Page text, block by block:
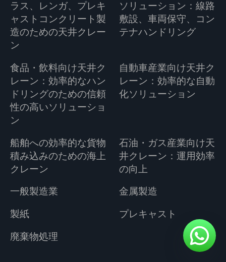
ラス、レンガ、プレキ
ャストコンクリート製
造のための天井クレー
ン
ソリューション：線路
敷設、車両保守、コン
テナハンドリング
食品・飲料向け天井ク
レーン：効率的なハン
ドリングのための信頼
性の高いソリューショ
ン
自動車産業向け天井ク
レーン：効率的な自動
化ソリューション
船舶への効率的な貨物
積み込みのための海上
クレーン
石油・ガス産業向け天
井クレーン：運用効率
の向上
一般製造業
金属製造
製紙
プレキャスト
廃棄物処理